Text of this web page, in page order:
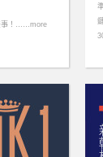
事！……more